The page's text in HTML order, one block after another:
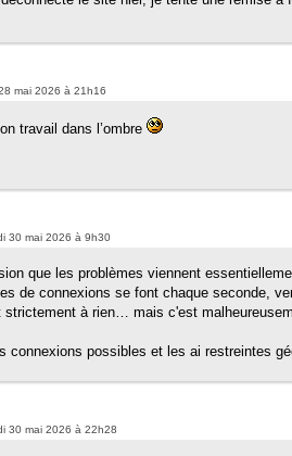
28 mai 2026 à 21h16
travail dans l’ombre
30 mai 2026 à 9h30
que les problèmes viennent
de connexions se font chaque seconde,
strictement à rien… mais c'est
connexions possibles et les ai restreintes
30 mai 2026 à 22h28